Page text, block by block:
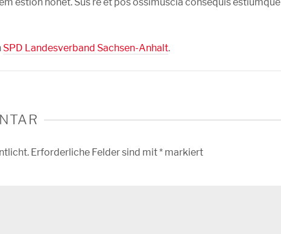
SPD Landesverband Sachsen-Anhalt.
Erforderliche Felder sind mit* markiert